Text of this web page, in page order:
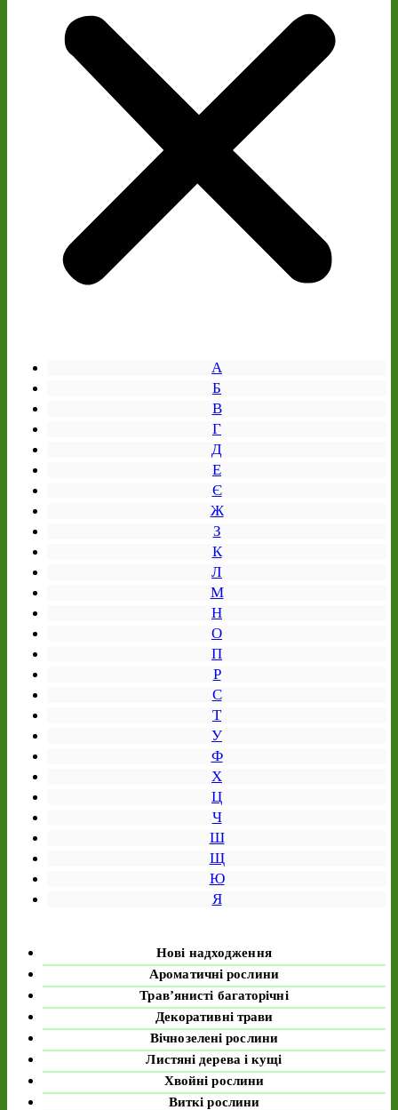
А
Б
В
Г
Д
Е
Є
Ж
З
К
Л
М
Н
О
П
Р
С
Т
У
Ф
Х
Ц
Ч
Ш
Щ
Ю
Я
Нові надходження
Ароматичні рослини
Трав’янисті багаторічні
Декоративні трави
Вічнозелені рослини
Листяні дерева і кущі
Хвойні рослини
Виткі рослини